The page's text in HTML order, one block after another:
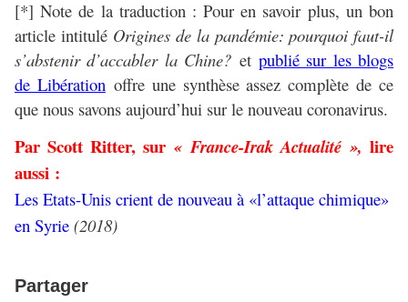
[*] Note de la traduction : Pour en savoir plus, un bon
article intitulé Origines de la pandémie: pourquoi faut-il
s’abstenir d’accabler la Chine? et publié sur les blogs
de Libérationoffre une synthèse assez complète de ce
que nous savons aujourd’hui sur le nouveau coronavirus.
Par Scott Ritter, sur « France-Irak Actualité », lire
aussi :
Les Etats-Unis crient de nouveau à «l’attaque chimique»
en Syrie (2018)
Partager